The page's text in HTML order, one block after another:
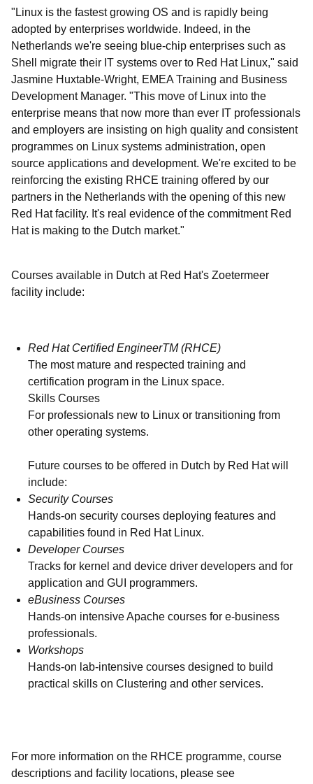
"Linux is the fastest growing OS and is rapidly being
adopted by enterprises worldwide. Indeed, in the
Netherlands we're seeing blue-chip enterprises such as
Shell migrate their IT systems over to Red Hat Linux," said
Jasmine Huxtable-Wright, EMEA Training and Business
Development Manager. "This move of Linux into the
enterprise means that now more than ever IT professionals
and employers are insisting on high quality and consistent
programmes on Linux systems administration, open
source applications and development. We're excited to be
reinforcing the existing RHCE training offered by our
partners in the Netherlands with the opening of this new
Red Hat facility. It's real evidence of the commitment Red
Hat is making to the Dutch market."
Courses available in Dutch at Red Hat's Zoetermeer
facility include:
Red Hat Certified EngineerTM (RHCE)
The most mature and respected training and
certification program in the Linux space.
Skills Courses
For professionals new to Linux or transitioning from
other operating systems.
Future courses to be offered in Dutch by Red Hat will
include:
Security Courses
Hands-on security courses deploying features and
capabilities found in Red Hat Linux.
Developer Courses
Tracks for kernel and device driver developers and for
application and GUI programmers.
eBusiness Courses
Hands-on intensive Apache courses for e-business
professionals.
Workshops
Hands-on lab-intensive courses designed to build
practical skills on Clustering and other services.
For more information on the RHCE programme, course
descriptions and facility locations, please see